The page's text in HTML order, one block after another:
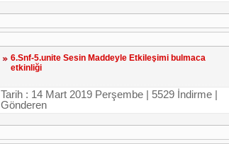
6.Snf-5.unite Sesin Maddeyle Etkileşimi bulmaca
etkinliği
Tarih : 14 Mart 2019 Perşembe | 5529 İndirme |
Gönderen